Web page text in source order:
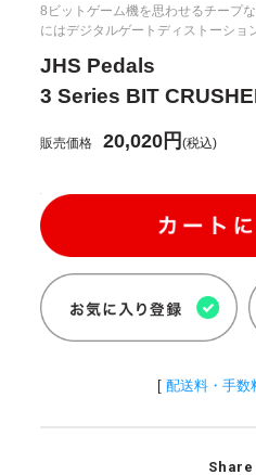
8ビットゲーム機を思わせるチープ
にはデジタルゲートディストーショ
JHS Pedals
3 Series BIT
販売価格 20,020円(税込)
[ 配送料・手数
Share